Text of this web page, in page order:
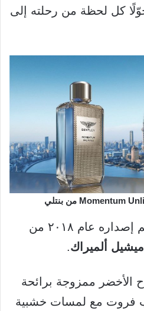
كل لحظة من رحلته إلى
تم إصداره عام ٢٠١٨ من
ميشيل ألميراك.
الأخضر ممزوجة برائحة
فروت مع لمسات خشبية